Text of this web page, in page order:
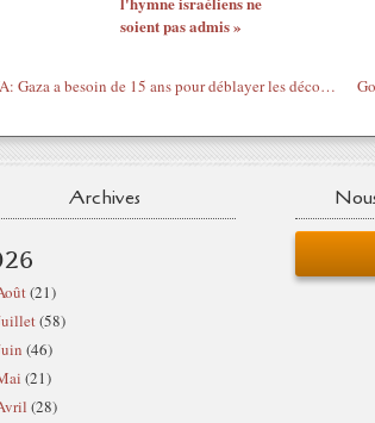
soient pas admis »
UNRWA: Gaza a besoin de 15 ans pour déblayer les décombres causés par la guerre israélienne
Archives
(21)
(58)
(46)
(21)
(28)